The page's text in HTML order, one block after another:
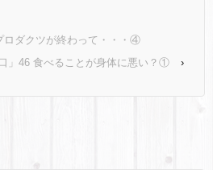
ロダクツが終わって・・・④
口」46 食べることが身体に悪い？①
›